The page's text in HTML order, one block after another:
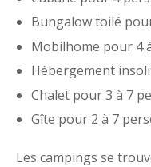
Bungalow toilé
Mobilhome pour 4
Hébergement
Chalet pour 3 à 7
Gîte pour 2 à 7
Les campings se